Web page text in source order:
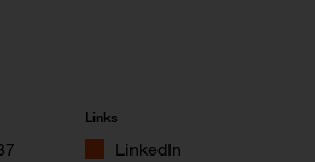
Links
LinkedIn